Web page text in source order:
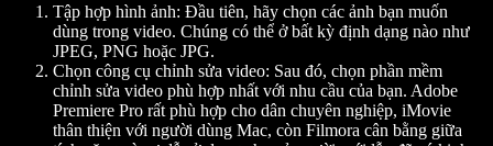
Tập hợp hình ảnh: Đầu tiên, hãy chọn các ảnh bạn muốn
dùng trong video. Chúng có thể ở bất kỳ định dạng nào như
JPEG, PNG hoặc JPG.
Chọn công cụ chỉnh sửa video: Sau đó, chọn phần mềm
chỉnh sửa video phù hợp nhất với nhu cầu của bạn. Adobe
Premiere Pro rất phù hợp cho dân chuyên nghiệp, iMovie
thân thiện với người dùng Mac, còn Filmora cân bằng giữa